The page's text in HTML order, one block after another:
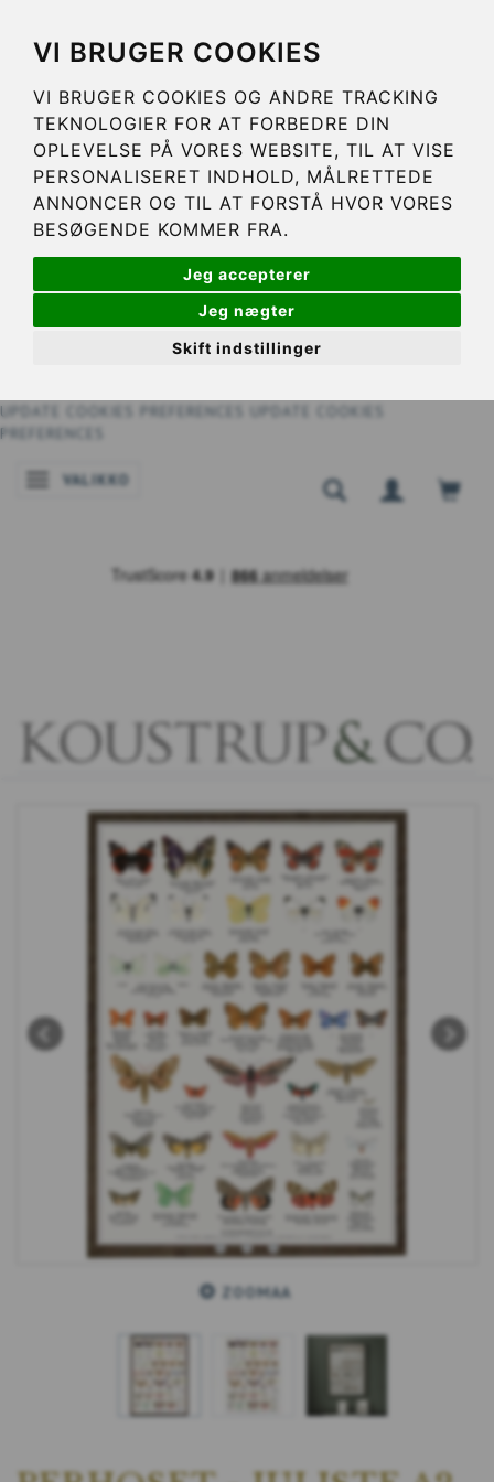
VI BRUGER COOKIES
VI BRUGER COOKIES OG ANDRE TRACKING
TEKNOLOGIER FOR AT FORBEDRE DIN
OPLEVELSE PÅ VORES WEBSITE, TIL AT VISE
PERSONALISERET INDHOLD, MÅLRETTEDE
ANNONCER OG TIL AT FORSTÅ HVOR VORES
BESØGENDE KOMMER FRA.
Jeg accepterer
Jeg nægter
Skift indstillinger
UPDATE COOKIES PREFERENCES
UPDATE COOKIES
PREFERENCES
VAIHDA NAVIGOINNIN TILAA
VALIKKO
ZOOMAA